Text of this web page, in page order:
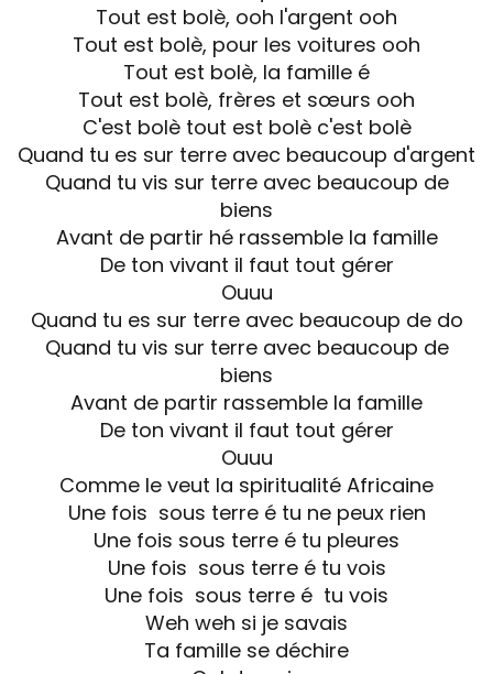
Tout est bolè, ooh l'argent ooh
Tout est bolè, pour les voitures ooh
Tout est bolè, la famille é
Tout est bolè, frères et sœurs ooh
C'est bolè tout est bolè c'est bolè
Quand tu es sur terre avec beaucoup d'argent
Quand tu vis sur terre avec beaucoup de
biens
Avant de partir hé rassemble la famille
De ton vivant il faut tout gérer
Ouuu
Quand tu es sur terre avec beaucoup de do
Quand tu vis sur terre avec beaucoup de
biens
Avant de partir rassemble la famille
De ton vivant il faut tout gérer
Ouuu
Comme le veut la spiritualité Africaine
Une fois sous terre é tu ne peux rien
Une fois sous terre é tu pleures
Une fois sous terre é tu vois
Une fois sous terre é tu vois
Weh weh si je savais
Ta famille se déchire